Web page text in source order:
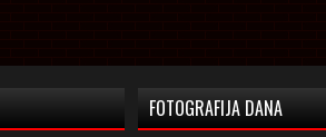
FOTOGRAFIJA DANA